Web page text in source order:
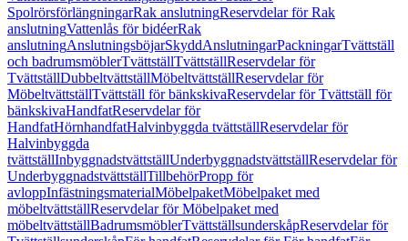
SpolrörsförlängningarRak anslutningReservdelar för Rak
anslutningVattenlås för bidéerRak
anslutningAnslutningsböjarSkyddAnslutningarPackningarTvättställ
och badrumsmöblerTvättställTvättställReservdelar för
TvättställDubbeltvättställMöbeltvättställReservdelar för
MöbeltvättställTvättställ för bänkskivaReservdelar för Tvättställ för
bänkskivaHandfatReservdelar för
HandfatHörnhandfatHalvinbyggda tvättställReservdelar för
Halvinbyggda
tvättställInbyggnadstvättställUnderbyggnadstvättställReservdelar för
UnderbyggnadstvättställTillbehörPropp för
avloppInfästningsmaterialMöbelpaketMöbelpaket med
möbeltvättställReservdelar för Möbelpaket med
möbeltvättställBadrumsmöblerTvättställsunderskåpReservdelar för